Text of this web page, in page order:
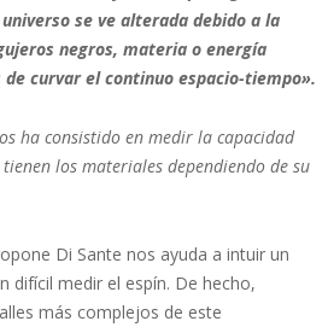
se ve alterada debido a la
negros, materia o energía
de curvar el continuo espacio-tiempo».
ha consistido en medir la capacidad
los materiales dependiendo de su
Di Sante nos ayuda a intuir un
difícil medir el espín. De hecho,
más complejos de este